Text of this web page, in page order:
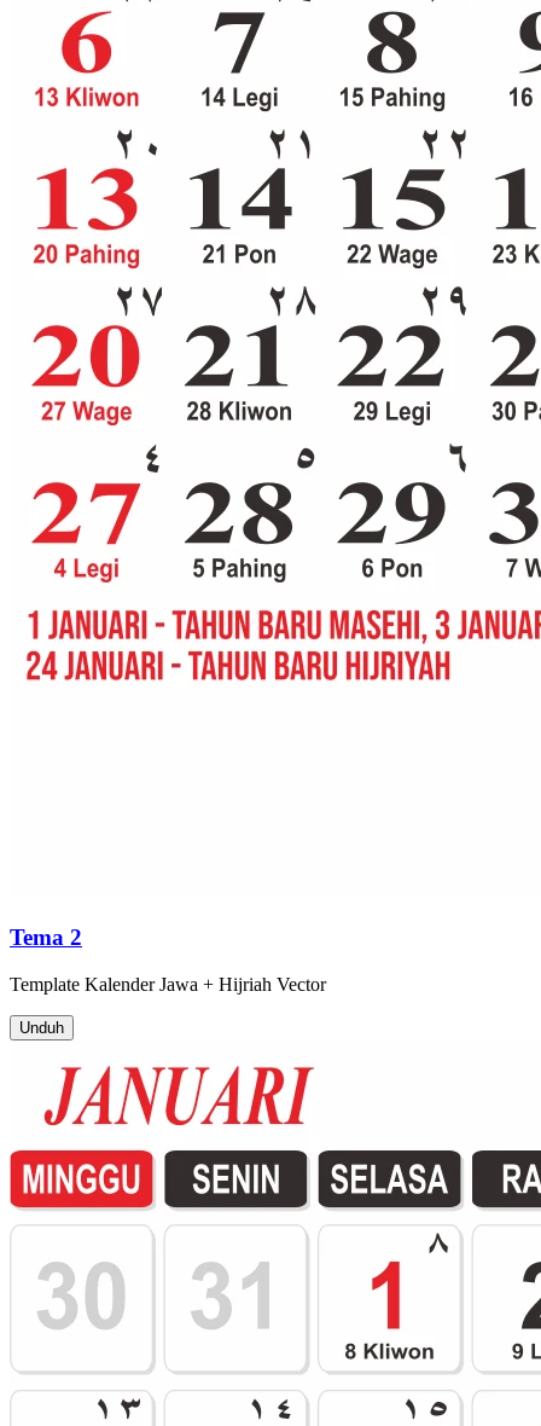
Tema 2
Template Kalender Jawa + Hijriah Vector
Unduh